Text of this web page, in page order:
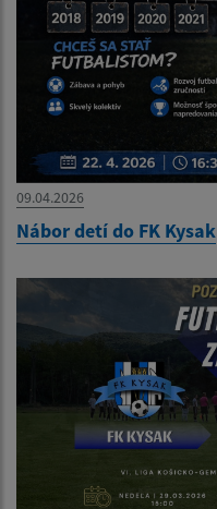
09.04.2026
Nábor detí do FK Kysak